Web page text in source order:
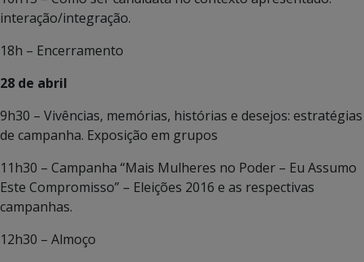
interação/integração.
18h – Encerramento
28 de abril
9h30 – Vivências, memórias, histórias e desejos: estratégias
de campanha. Exposição em grupos
11h30 – Campanha “Mais Mulheres no Poder – Eu Assumo
Este Compromisso” – Eleições 2016 e as respectivas
campanhas.
12h30 – Almoço